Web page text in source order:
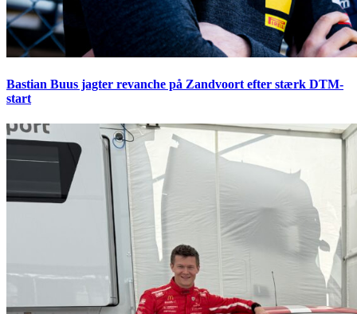
Bastian Buus jagter revanche på Zandvoort efter stærk DTM-
start